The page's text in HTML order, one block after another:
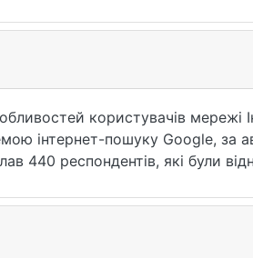
користувачів мережі
інтернет-пошуку Google, за
440 респондентів, які були
структуру досліджуваної
психологічними
поведінкових